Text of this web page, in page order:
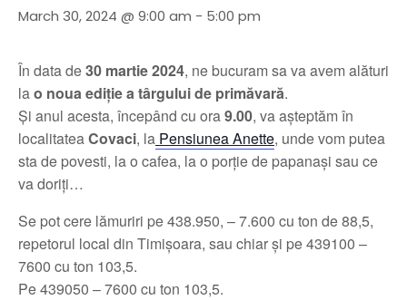
March 30, 2024 @ 9:00 am - 5:00 pm
În data de30 martie 2024, ne bucuram sa va avem alături
lao noua ediție a târgului de primăvară.
Și anul acesta, începând cu ora9.00, va așteptăm în
localitateaCovaci, la Pensiunea Anette, unde vom putea
sta de povesti, la o cafea, la o porție de papanași sau ce
va doriți…
Se pot cere lămuriri pe 438.950, – 7.600 cu ton de 88,5,
repetorul local din Timișoara, sau chiar și pe 439100 –
7600 cu ton 103,5.
Pe 439050 – 7600 cu ton 103,5.